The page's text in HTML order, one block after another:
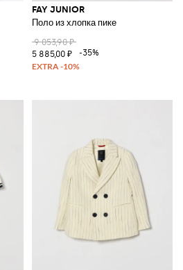
FAY JUNIOR
Поло из хлопка пике
9 053,90 ₽
5 885,00 ₽
-35%